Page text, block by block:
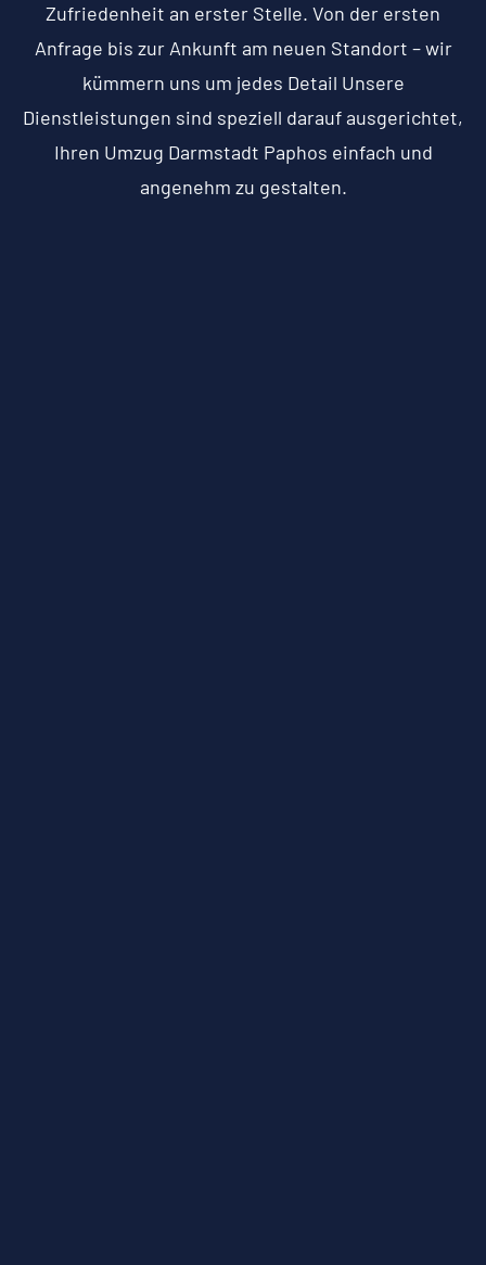
Zufriedenheit an erster Stelle. Von der ersten
Anfrage bis zur Ankunft am neuen Standort – wir
kümmern uns um jedes Detail Unsere
Dienstleistungen sind speziell darauf ausgerichtet,
Ihren Umzug Darmstadt Paphos einfach und
angenehm zu gestalten.